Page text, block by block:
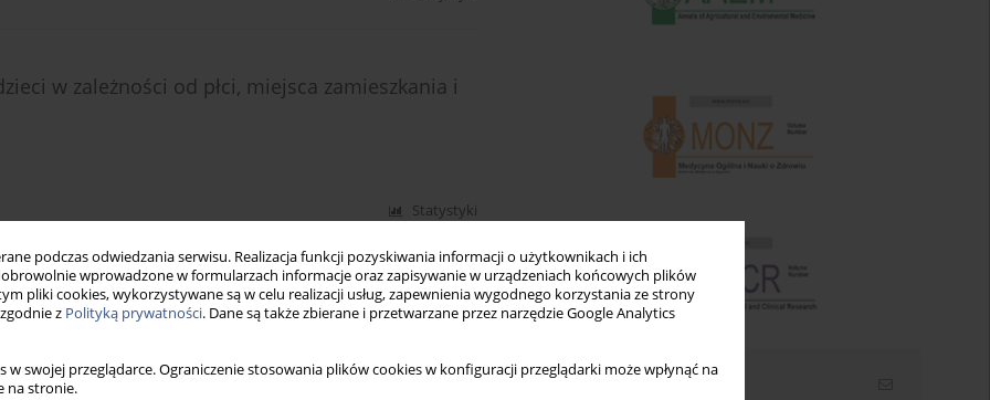
podczas odwiedzania serwisu. Realizacja funkcji pozyskiwania informacji o użytkownikach i ich
wprowadzone w formularzach informacje oraz zapisywanie w urządzeniach końcowych plików
pliki cookies, wykorzystywane są w celu realizacji usług, zapewnienia wygodnego korzystania ze strony
z Polityką prywatności. Dane są także zbierane i przetwarzane przez narzędzie Google Analytics
w swojej przeglądarce. Ograniczenie stosowania plików cookies w konfiguracji przeglądarki może wpłynąć na
na stronie.
w zależności od płci, miejsca zamieszkania i
Statystyki
gardłowych dzieci
Newsletter